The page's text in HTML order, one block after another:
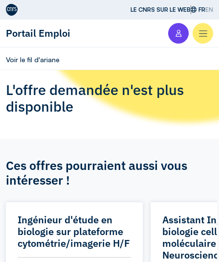
Aller au contenu LE CNRS SUR LE WEB FREN
Portail Emploi
Voir le fil d'ariane
L'offre demandée n'est plus
disponible
Ces offres pourraient aussi vous
intéresser !
Ingénieur d'étude en
biologie sur plateforme
cytométrie/imagerie H/F
Assistant
biologie
moléculaire